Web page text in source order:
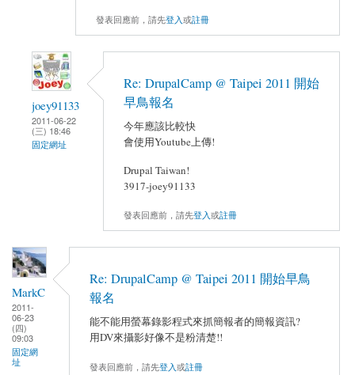
發表回應前，請先登入或註冊
joey91133
2011-06-22
(三) 18:46
固定網址
Re: DrupalCamp @ Taipei 2011 開始
早鳥報名
今年應該比較快
會使用Youtube上傳!
Drupal Taiwan!
3917-joey91133
發表回應前，請先登入或註冊
MarkC
2011-
06-23
(四)
09:03
固定網
址
Re: DrupalCamp @ Taipei 2011 開始早鳥
報名
能不能用螢幕錄影程式來抓簡報者的簡報資訊?
用DV來攝影好像不是粉清楚!!
發表回應前，請先登入或註冊